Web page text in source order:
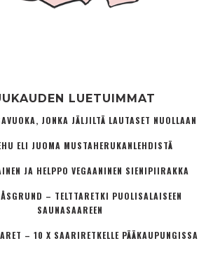
LUETUIMMAT
JONKA JÄLJILTÄ LAUTASET NUOLLAAN
ELI JUOMA MUSTAHERUKANLEHDISTÄ
JA HELPPO VEGAANINEN SIENIPIIRAKKA
– TELTTARETKI PUOLISALAISEEN
SAUNASAAREEN
– 10 X SAARIRETKELLE PÄÄKAUPUNGISSA